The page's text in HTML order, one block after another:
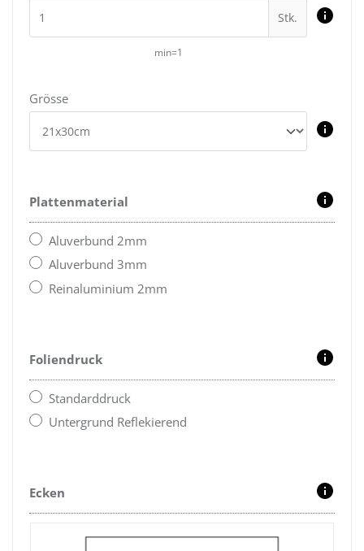
Stk.
min=1
Grösse
Plattenmaterial
Aluverbund 2mm
Aluverbund 3mm
Reinaluminium 2mm
Foliendruck
Standarddruck
Untergrund Reflekierend
Ecken